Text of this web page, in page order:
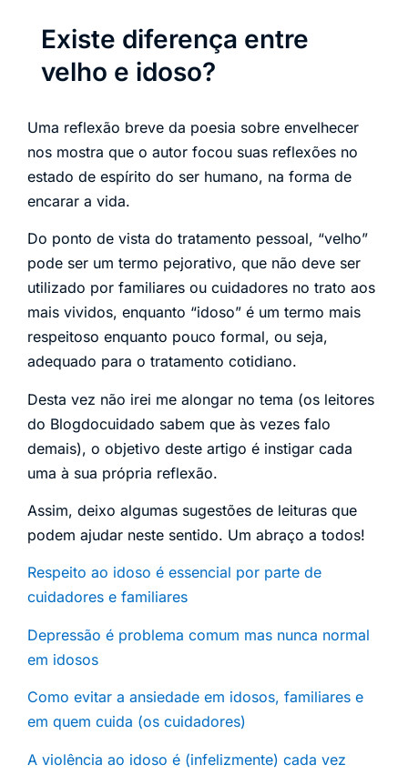
Existe diferença entre
velho e idoso?
Uma reflexão breve da poesia sobre envelhecer
nos mostra que o autor focou suas reflexões no
estado de espírito do ser humano, na forma de
encarar a vida.
Do ponto de vista do tratamento pessoal, “velho”
pode ser um termo pejorativo, que não deve ser
utilizado por familiares ou cuidadores no trato aos
mais vividos, enquanto “idoso” é um termo mais
respeitoso enquanto pouco formal, ou seja,
adequado para o tratamento cotidiano.
Desta vez não irei me alongar no tema (os leitores
do Blogdocuidado sabem que às vezes falo
demais), o objetivo deste artigo é instigar cada
uma à sua própria reflexão.
Assim, deixo algumas sugestões de leituras que
podem ajudar neste sentido. Um abraço a todos!
Respeito ao idoso é essencial por parte de
cuidadores e familiares
Depressão é problema comum mas nunca normal
em idosos
Como evitar a ansiedade em idosos, familiares e
em quem cuida (os cuidadores)
A violência ao idoso é (infelizmente) cada vez